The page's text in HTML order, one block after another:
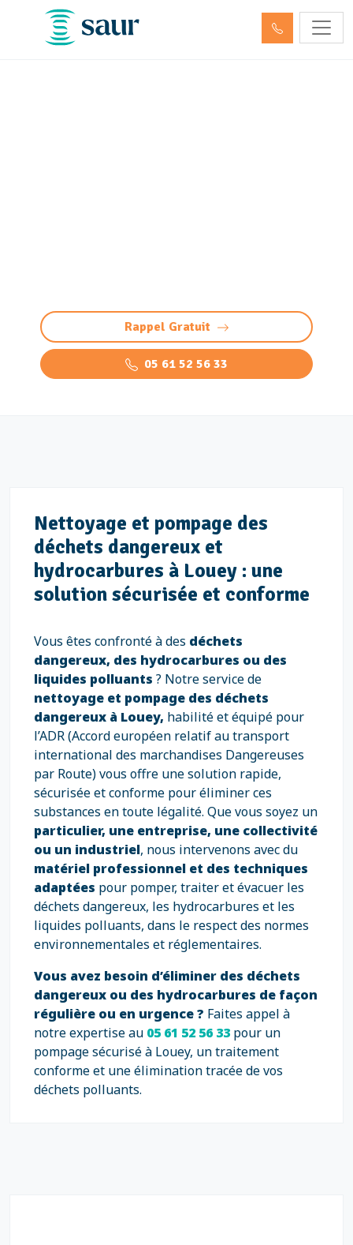
Rappel Gratuit
05 61 52 56 33
Nettoyage et pompage des
déchets dangereux et
hydrocarbures à Louey : une
solution sécurisée et conforme
Vous êtes confronté à des déchets
dangereux, des hydrocarbures ou des
liquides polluants ? Notre service de
nettoyage et pompage des déchets
dangereux à Louey, habilité et équipé pour
l’ADR (Accord européen relatif au transport
international des marchandises Dangereuses
par Route) vous offre une solution rapide,
sécurisée et conforme pour éliminer ces
substances en toute légalité. Que vous soyez un
particulier, une entreprise, une collectivité
ou un industriel, nous intervenons avec du
matériel professionnel et des techniques
adaptées pour pomper, traiter et évacuer les
déchets dangereux, les hydrocarbures et les
liquides polluants, dans le respect des normes
environnementales et réglementaires.
Vous avez besoin d’éliminer des déchets
dangereux ou des hydrocarbures de façon
régulière ou en urgence ? Faites appel à
notre expertise au 05 61 52 56 33 pour un
pompage sécurisé à Louey, un traitement
conforme et une élimination tracée de vos
déchets polluants.